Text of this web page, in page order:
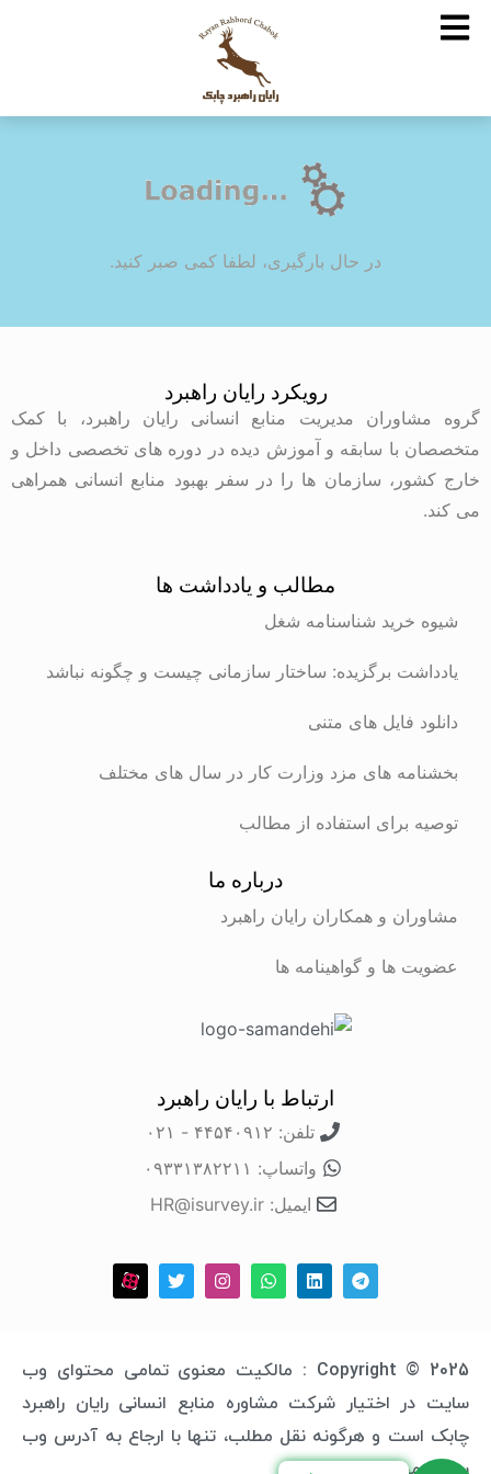
در حال بارگیری، لطفا کمی صبر کنید.
رویکرد رایان راهبرد
گروه مشاوران مدیریت منابع انسانی رایان راهبرد، با کمک
متخصصان با سابقه و آموزش دیده در دوره های تخصصی داخل و
خارج کشور، سازمان ها را در سفر بهبود منابع انسانی همراهی
می کند.
مطالب و یادداشت ها
شیوه خرید شناسنامه شغل
یادداشت برگزیده: ساختار سازمانی چیست و چگونه نباشد
دانلود فایل های متنی
بخشنامه های مزد وزارت کار در سال های مختلف
توصیه برای استفاده از مطالب
درباره ما
مشاوران و همکاران رایان راهبرد
عضویت ها و گواهینامه ها
ارتباط با رایان راهبرد
تلفن: ۴۴۵۴۰۹۱۲ - ۰۲۱
واتساپ: ۰۹۳۳۱۳۸۲۲۱۱
ایمیل: HR@isurvey.ir
Copyright © 2025 : مالکیت معنوی تمامی محتوای وب
سایت در اختیار شرکت مشاوره منابع انسانی رایان راهبرد
چابک است و هرگونه نقل مطلب، تنها با ارجاع به آدرس وب